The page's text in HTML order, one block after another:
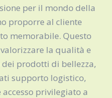
per il mondo della
proporre al cliente
memorabile. Questo
la qualità e
prodotti di bellezza,
supporto logistico,
privilegiato a